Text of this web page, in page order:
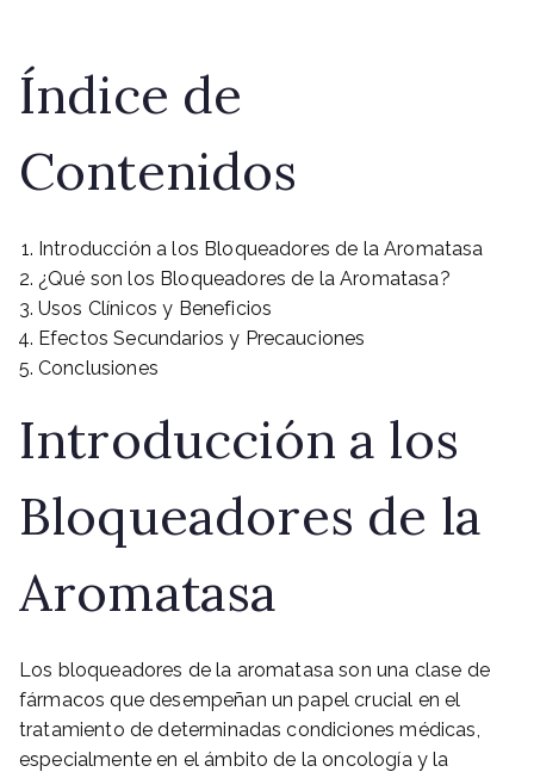
Índice de
Contenidos
Introducción a los Bloqueadores de la Aromatasa
¿Qué son los Bloqueadores de la Aromatasa?
Usos Clínicos y Beneficios
Efectos Secundarios y Precauciones
Conclusiones
Introducción a los
Bloqueadores de la
Aromatasa
Los bloqueadores de la aromatasa son una clase de
fármacos que desempeñan un papel crucial en el
tratamiento de determinadas condiciones médicas,
especialmente en el ámbito de la oncología y la